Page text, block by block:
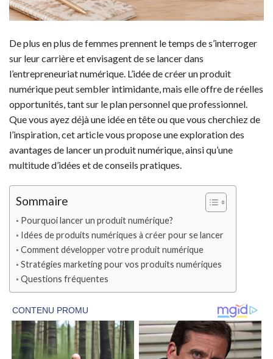
De plus en plus de femmes prennent le temps de s’interroger
sur leur carrière et envisagent de se lancer dans
l’entrepreneuriat numérique. L’idée de créer un produit
numérique peut sembler intimidante, mais elle offre de réelles
opportunités, tant sur le plan personnel que professionnel.
Que vous ayez déjà une idée en tête ou que vous cherchiez de
l’inspiration, cet article vous propose une exploration des
avantages de lancer un produit numérique, ainsi qu’une
multitude d’idées et de conseils pratiques.
Sommaire
Pourquoi lancer un produit numérique?
Idées de produits numériques à créer pour se lancer
Comment développer votre produit numérique
Stratégies marketing pour vos produits numériques
Questions fréquentes